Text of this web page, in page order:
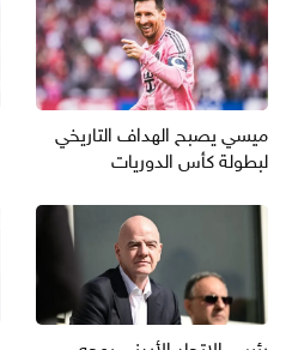
ميسي يصبح الهداف التاريخي
لبطولة كأس الدوريات